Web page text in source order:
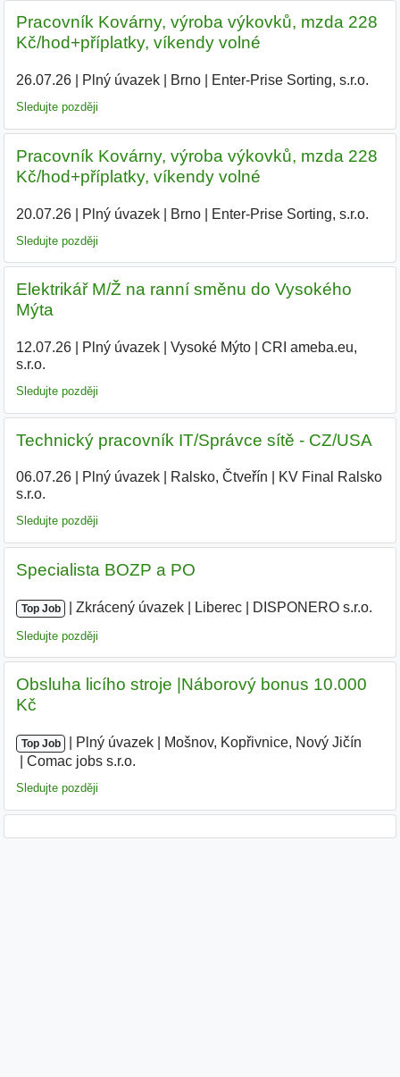
Pracovník Kovárny, výroba výkovků, mzda 228
Kč/hod+příplatky, víkendy volné
26.07.26| Plný úvazek| Brno| Enter-Prise Sorting, s.r.o.
Sledujte později
Pracovník Kovárny, výroba výkovků, mzda 228
Kč/hod+příplatky, víkendy volné
20.07.26| Plný úvazek| Brno| Enter-Prise Sorting, s.r.o.
Sledujte později
Elektrikář M/Ž na ranní směnu do Vysokého
Mýta
12.07.26| Plný úvazek| Vysoké Mýto|
CRI ameba.eu,
s.r.o.
Sledujte později
Technický pracovník IT/Správce sítě - CZ/USA
06.07.26| Plný úvazek| Ralsko, Čtveřín
KV Final Ralsko
s.r.o.
Sledujte později
Specialista BOZP a PO
Top Job Zkrácený úvazek Liberec DISPONERO s.r.o.
Sledujte později
Obsluha licího stroje |Náborový bonus 10.000
Kč
Top Job Plný úvazek Mošnov, Kopřivnice, Nový Jičín
Comac jobs s.r.o.
Sledujte později